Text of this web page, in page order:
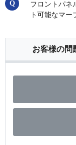
フロントパネ
ト可能なマ
お客様の問